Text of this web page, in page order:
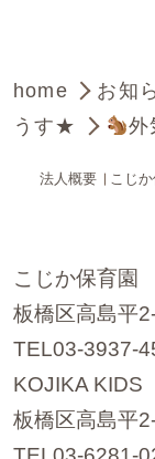
home お知
うす★
外
法人概要 こじ
こじか保育園
板橋区高島平
TEL03-3937-
KOJIKA KIDS
板橋区高島平